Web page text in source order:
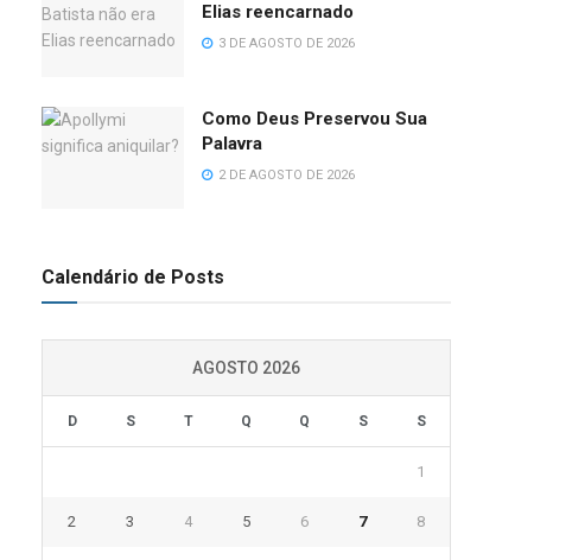
Elias reencarnado
3 DE AGOSTO DE 2026
Como Deus Preservou Sua
Palavra
2 DE AGOSTO DE 2026
Calendário de Posts
AGOSTO 2026
D S T Q Q S S
1
2 3 4 5 6 7 8